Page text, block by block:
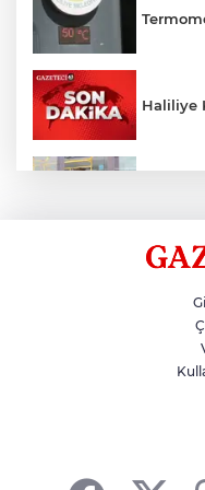
Haliliye
Hikmet
Sezon